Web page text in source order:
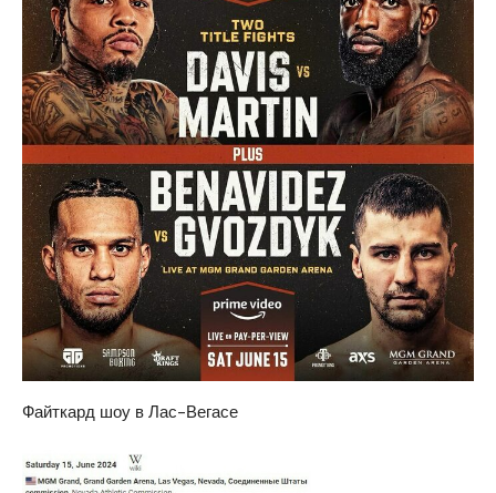
Файткард шоу в Лас-Вегасе